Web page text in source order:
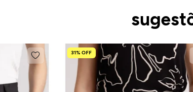
31% OFF